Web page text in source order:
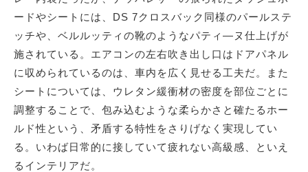
ードやシートには、DS 7クロスバック同様のパールステ
ッチや、ベルルッティの靴のようなパティ—ヌ仕上げが
施されている。エアコンの左右吹き出し口はドアパネル
に収められているのは、車内を広く見せる工夫だ。また
シートについては、ウレタン緩衝材の密度を部位ごとに
調整することで、包み込むような柔らかさと確たるホー
ルド性という、矛盾する特性をさりげなく実現してい
る。いわば日常的に接していて疲れない高級感、といえ
るインテリアだ。